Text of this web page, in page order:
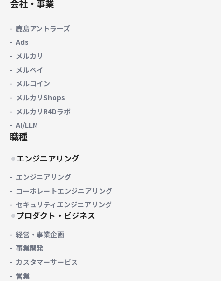
会社・事業
鹿島アントラーズ
Ads
メルカリ
メルペイ
メルコイン
メルカリShops
メルカリR4Dラボ
AI/LLM
職種
エンジニアリング
エンジニアリング
コーポレートエンジニアリング
セキュリティエンジニアリング
プロダクト・ビジネス
経営・事業企画
事業開発
カスタマーサービス
営業